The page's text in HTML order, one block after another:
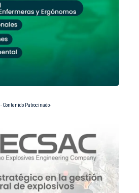
- Contenido Patrocinado-